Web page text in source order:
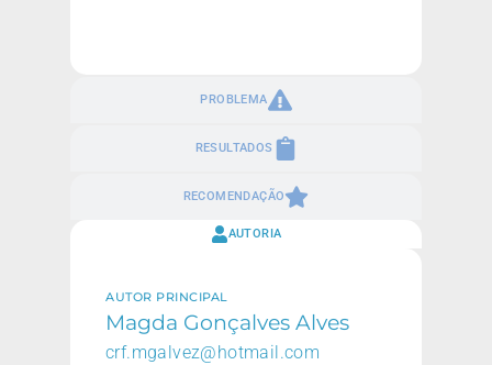
PROBLEMA
RESULTADOS
RECOMENDAÇÃO
AUTORIA
AUTOR PRINCIPAL
Magda Gonçalves Alves
crf.mgalvez@hotmail.com